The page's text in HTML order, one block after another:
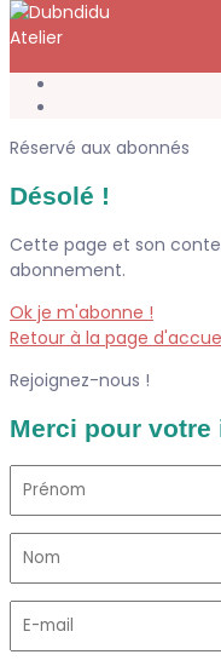
Réservé aux abonnés
Désolé !
Cette page et son
abonnement.
Ok je m'abonne !
Retour à la page
Rejoignez-nous !
Merci pour